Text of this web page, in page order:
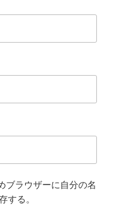
ブラウザーに自分の名
する。